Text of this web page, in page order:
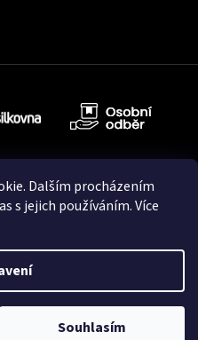
Dalším procházením
s jejich používáním. Více
Souhlasím
Shoptet
. Všechna práva vyhrazena.